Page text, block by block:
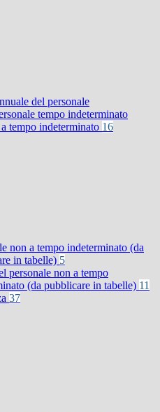
del personale
tempo indeterminato
tempo indeterminato 16
non a tempo indeterminato (da
in tabelle) 5
personale non a tempo
(da pubblicare in tabelle) 11
37